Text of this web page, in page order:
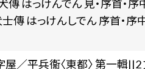
傳 はっけんでん 見・序首・
傳 はっけんしでん 序首・
／平兵衞〈東都〉 第一輯